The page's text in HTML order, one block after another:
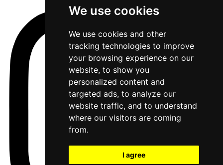
We use cookies
We use cookies and other
tracking technologies to improve
your browsing experience on our
website, to show you
personalized content and
targeted ads, to analyze our
website traffic, and to understand
where our visitors are coming
from.
I agree